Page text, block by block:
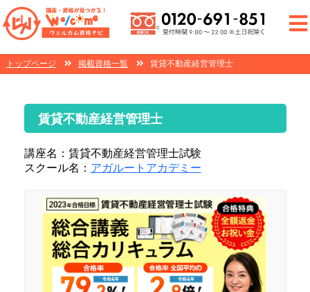
トップページ 掲載資格一覧 賃貸不動産経営管理士
賃貸不動産経営管理士
講座名：賃貸不動産経営管理士試験
スクール名： アガルートアカデミー